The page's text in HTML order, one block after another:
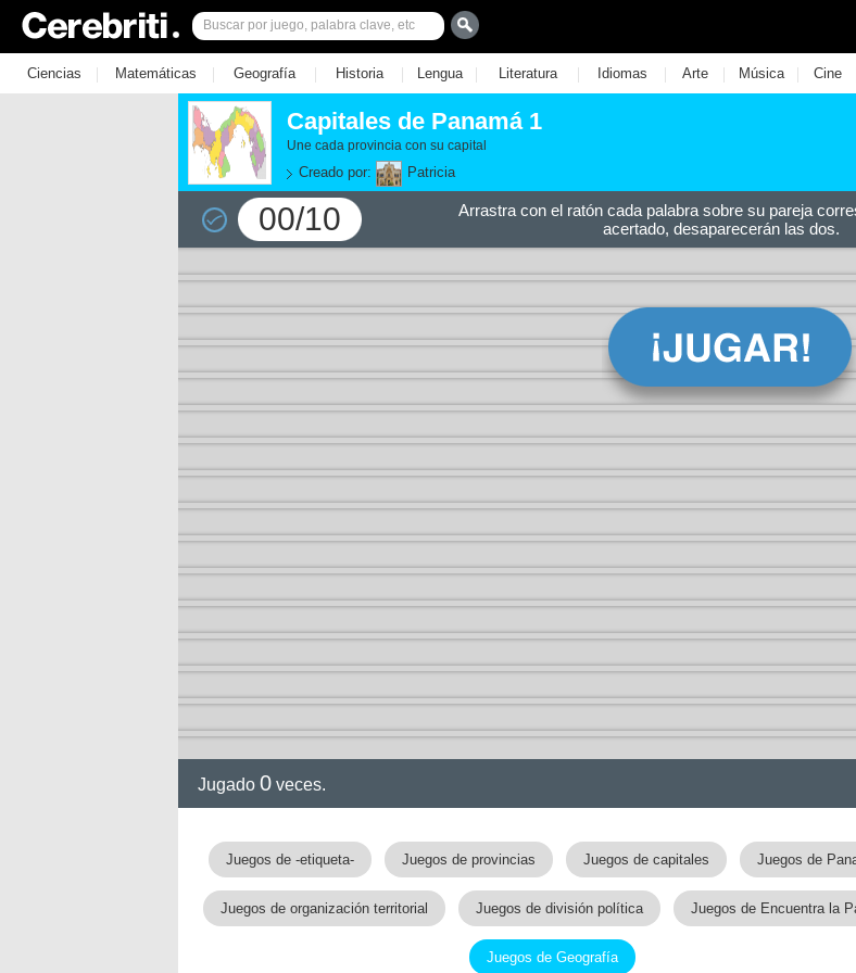
Ciencias | Matemáticas | Geografía | Historia | Lengua | Literatura | Idiomas | Arte | Música | Cine
Capitales de Panamá 1
Une cada provincia con su capital
Creado por: Patricia
00/10
Arrastra con el ratón cada palabra sobre su pareja
acertado, desaparecerán las dos.
Jugado 0 veces.
Juegos de -etiqueta- Juegos de provincias Juegos de capitales Juegos de
Juegos de organización territorial Juegos de división política Juegos de Encuentra la
Juegos de Geografía